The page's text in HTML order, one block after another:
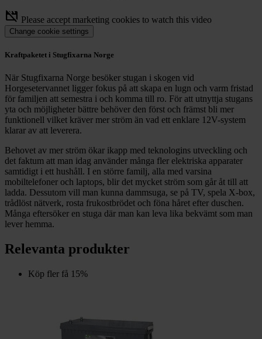
movie_off Please accept marketing cookies to watch this video
Change cookie settings
Kraftpaketet i Stugfixarna Norge
När Stugfixarna Norge besöker stugan i skogen vid
Horgesetervannet ligger fokus på att skapa en lugn och varm fristad
för familjen att semestra i och komma till ro. För att utnyttja stugans
yta och möjligheter bättre behöver den först och främst bli mer
funktionell vilket kräver mer ström än vad ett enklare 12V-system
klarar av att leverera.
Behovet av mer ström ökar ikapp med teknologins utveckling och
det faktum att man idag använder många fler elektriska apparater
samtidigt i ett hushåll. I en större familj, alla med varsina
mobiltelefoner och laptops, blir det mycket ström som går åt till att
ladda. Dessutom vill man kunna dammsuga, se på TV, spela X-box,
trådlöst nätverk, rosta frukostbrödet och föna håret efter duschen.
Många eftersöker en stuga där man kan leva lika bekvämt som man
lever hemma.
Relevanta produkter
Köp fler få 15%